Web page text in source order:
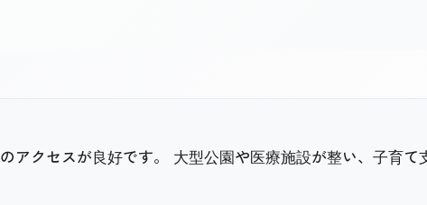
アクセスが良好です。 大型公園や医療施設が整い、子育て